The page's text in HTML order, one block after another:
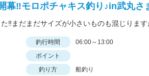
幕‼モロポチャキス釣り♪in武丸さ
釣行時間
06:00～13:00
ポイント
釣り方
船釣り